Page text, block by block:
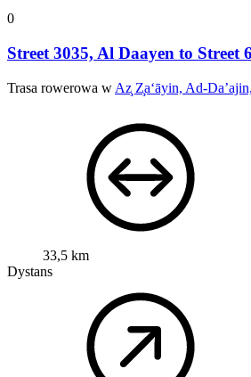
0
Street 3035, Al Daayen to Street
Trasa rowerowa w Az̧ Z̧a‘āyin, Ad-
33,5 km
Dystans